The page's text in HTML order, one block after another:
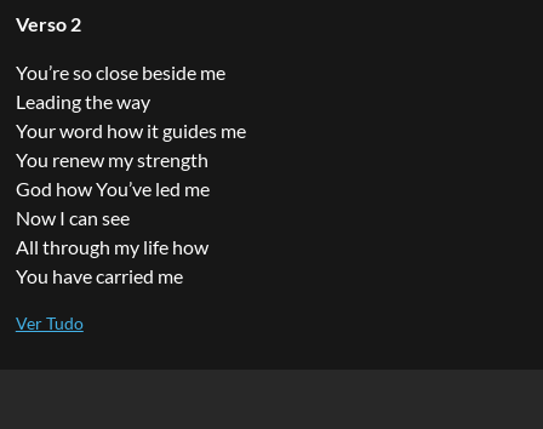
Verso 2
You’re so close beside me
Leading the way
Your word how it guides me
You renew my strength
God how You’ve led me
Now I can see
All through my life how
You have carried me